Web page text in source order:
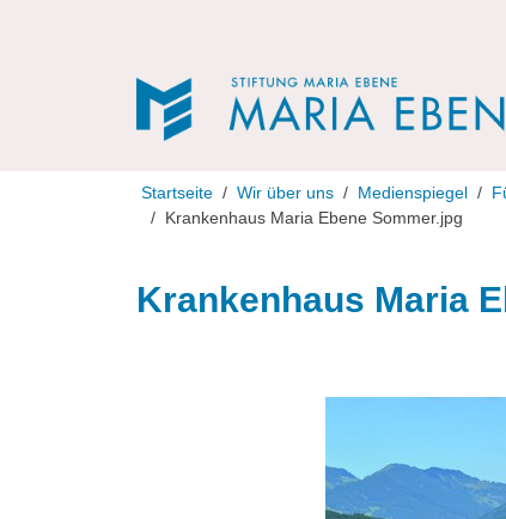
Startseite Wir über uns Medienspiegel
Krankenhaus Maria Ebene Sommer.jpg
Krankenhaus Maria